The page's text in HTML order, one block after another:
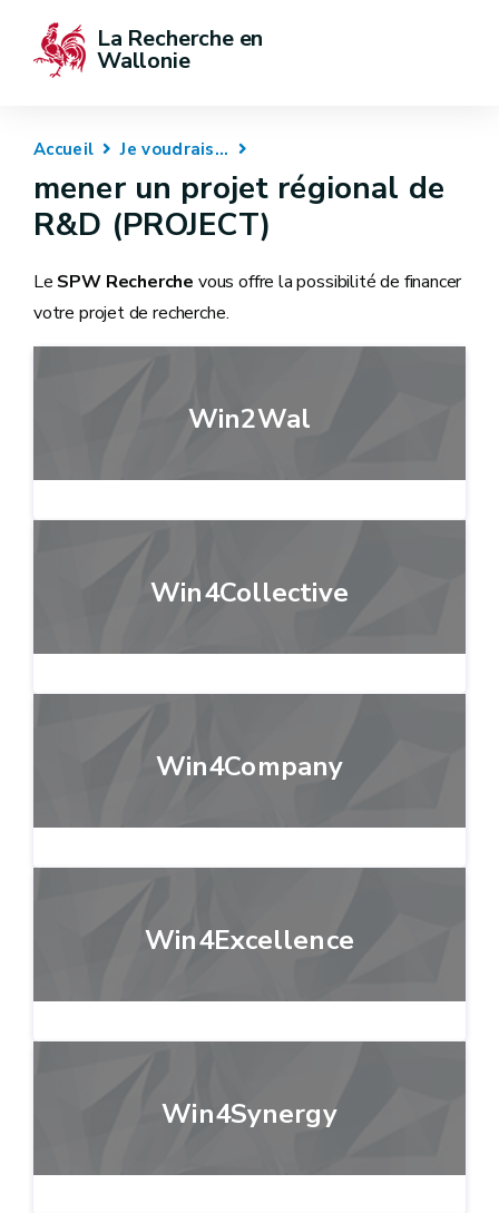
La Recherche en
Wallonie
Accueil Je voudrais...
mener un projet régional de
R&D (PROJECT)
Le SPW Recherche vous offre la possibilité de financer
votre projet de recherche.
Win2Wal
Win4Collective
Win4Company
Win4Excellence
Win4Synergy